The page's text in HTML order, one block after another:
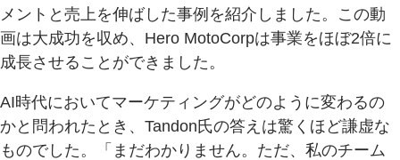
メントと売上を伸ばした事例を紹介しました。この動
画は大成功を収め、Hero MotoCorpは事業をほぼ2倍に
成長させることができました。
AI時代においてマーケティングがどのように変わるの
かと問われたとき、Tandon氏の答えは驚くほど謙虚な
ものでした。「まだわかりません。ただ、私のチーム